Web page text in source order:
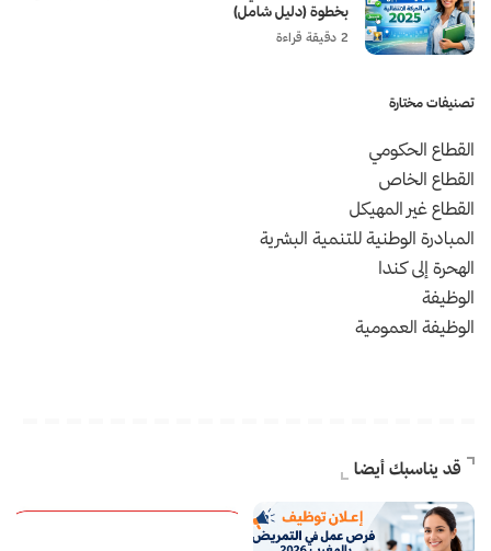
بخطوة (دليل شامل)
2 دقيقة قراءة
تصنيفات مختارة
القطاع الحكومي
القطاع الخاص
القطاع غير المهيكل
المبادرة الوطنية للتنمية البشرية
الهحرة إلى كندا
الوظيفة
الوظيفة العمومية
قد يناسبك أيضا